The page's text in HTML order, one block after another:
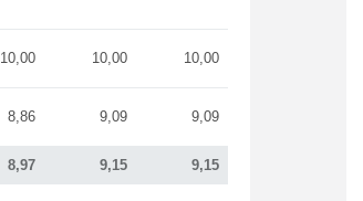
8,97 9,15 9,15
10,00 10,00 10,00
8,86 9,09 9,09